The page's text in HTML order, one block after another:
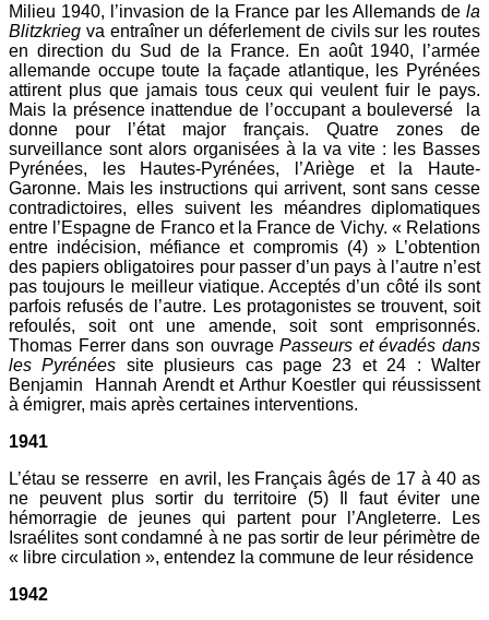
Milieu 1940, l’invasion de la France par les Allemands de la
Blitzkrieg va entraîner un déferlement de civils sur les routes
en direction du Sud de la France. En août 1940, l’armée
allemande occupe toute la façade atlantique, les Pyrénées
attirent plus que jamais tous ceux qui veulent fuir le pays.
Mais la présence inattendue de l’occupant a bouleversé la
donne pour l’état major français. Quatre zones de
surveillance sont alors organisées à la va vite : les Basses
Pyrénées, les Hautes-Pyrénées, l’Ariège et la Haute-
Garonne. Mais les instructions qui arrivent, sont sans cesse
contradictoires, elles suivent les méandres diplomatiques
entre l’Espagne de Franco et la France de Vichy. « Relations
entre indécision, méfiance et compromis (4) » L’obtention
des papiers obligatoires pour passer d’un pays à l’autre n’est
pas toujours le meilleur viatique. Acceptés d’un côté ils sont
parfois refusés de l’autre. Les protagonistes se trouvent, soit
refoulés, soit ont une amende, soit sont emprisonnés.
Thomas Ferrer dans son ouvragePasseurs et évadés dans
les Pyrénées site plusieurs cas page 23 et 24 : Walter
Benjamin Hannah Arendt et Arthur Koestler qui réussissent
à émigrer, mais après certaines interventions.
1941
L’étau se resserre en avril, les Français âgés de 17 à 40 as
ne peuvent plus sortir du territoire (5) Il faut éviter une
hémorragie de jeunes qui partent pour l’Angleterre. Les
Israélites sont condamné à ne pas sortir de leur périmètre de
« libre circulation », entendez la commune de leur résidence
1942